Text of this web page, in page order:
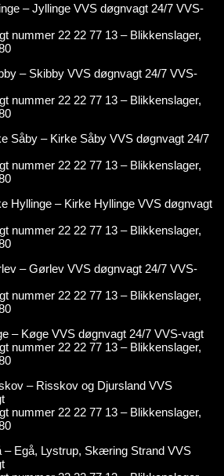
– Jyllinge VVS døgnvagt 24/7 VVS-
nummer 22 22 77 13 – Blikkenslager,
– Skibby VVS døgnvagt 24/7 VVS-
nummer 22 22 77 13 – Blikkenslager,
Såby – Kirke Såby VVS døgnvagt 24/7
nummer 22 22 77 13 – Blikkenslager,
Hyllinge – Kirke Hyllinge VVS døgnvagt
nummer 22 22 77 13 – Blikkenslager,
– Gørlev VVS døgnvagt 24/7 VVS-
nummer 22 22 77 13 – Blikkenslager,
– Køge VVS døgnvagt 24/7 VVS-vagt
nummer 22 22 77 13 – Blikkenslager,
– Risskov og Djursland VVS
nummer 22 22 77 13 – Blikkenslager,
– Egå, Lystrup, Skæring Strand VVS